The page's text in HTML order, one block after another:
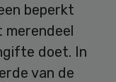
beperkt
doet. In
van de